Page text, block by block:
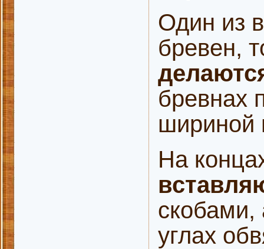
Один из
бревен,
бревнах
шириной
На
углах